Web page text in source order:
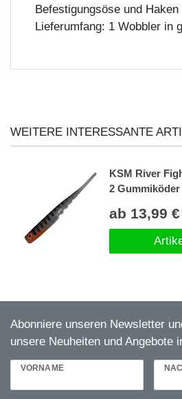
Befestigungsöse und Haken
Lieferumfang: 1 Wobbler in
WEITERE INTERESSANTE
KSM River
2 Gummiköder
ab 13,99
Abonniere unseren Newsletter
unsere Neuheiten und Angebote
VORNAME